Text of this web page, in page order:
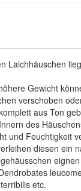
Laichhäuschen
Gewicht
verschoben
aus Ton
des
und Feuchtigkeit
diesen ein
etc.